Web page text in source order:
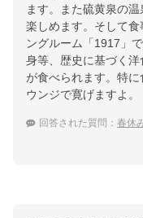
ます。また硫黄泉の
楽しめます。そして
ングルーム「1917」
身等、歴史に基づく
が食べられます。特
ウンジで寛げますよ。
回答された質問： 春休み